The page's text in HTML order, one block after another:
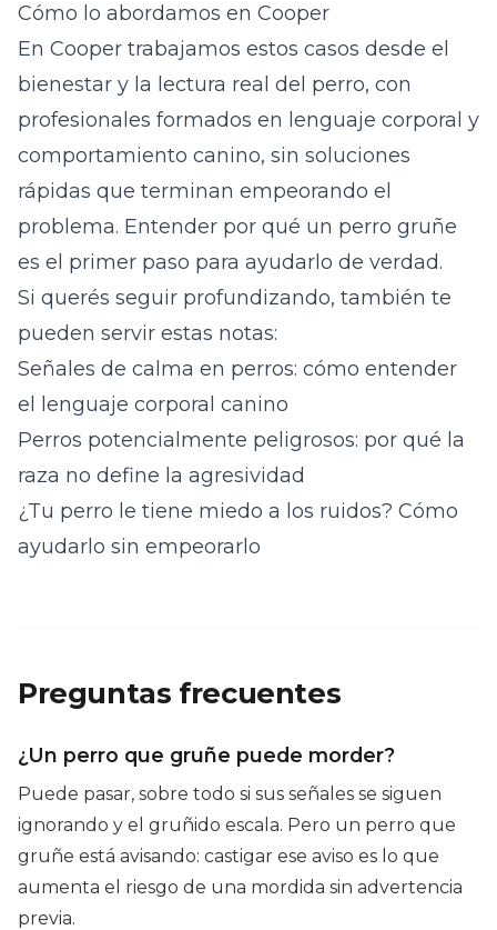
Cómo lo abordamos en Cooper
En Cooper trabajamos estos casos desde el
bienestar y la lectura real del perro, con
profesionales formados en lenguaje corporal y
comportamiento canino, sin soluciones
rápidas que terminan empeorando el
problema. Entender por qué un perro gruñe
es el primer paso para ayudarlo de verdad.
Si querés seguir profundizando, también te
pueden servir estas notas:
Señales de calma en perros: cómo entender
el lenguaje corporal canino
Perros potencialmente peligrosos: por qué la
raza no define la agresividad
¿Tu perro le tiene miedo a los ruidos? Cómo
ayudarlo sin empeorarlo
Preguntas frecuentes
¿Un perro que gruñe puede morder?
Puede pasar, sobre todo si sus señales se siguen
ignorando y el gruñido escala. Pero un perro que
gruñe está avisando: castigar ese aviso es lo que
aumenta el riesgo de una mordida sin advertencia
previa.